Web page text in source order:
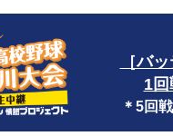
［バ
1
＊5回